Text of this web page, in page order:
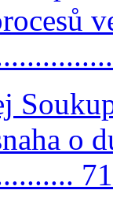
o
71